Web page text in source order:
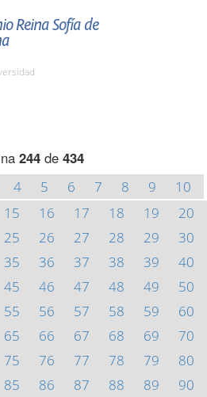
Reina Sofía de
244de 434
4 5 6 7 8 9
10
15 16 17 18 19
20
25 26 27 28 29
30
35 36 37 38 39
40
45 46 47 48 49
50
55 56 57 58 59
60
65 66 67 68 69
70
75 76 77 78 79
80
85 86 87 88 89
90